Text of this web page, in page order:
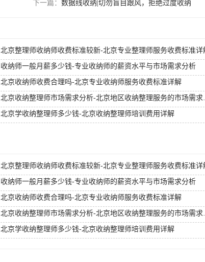
下一篇： 数据线收纳|切勿盲目跟风，拒绝过度收纳
北京整理师收纳师收费标准较新-北京专业整理师服务收费标准详
收纳师一般月薪多少钱-专业收纳师的薪资水平与市场需求分析
北京收纳师收费合理吗-北京专业收纳师服务收费标准详解
北京收纳
北京学收纳整理师多少钱-北京收纳整理师培训费用详解
北京整理师收纳师收费标准较新-北京专业整理师服务收费标准详
收纳师一般月薪多少钱-专业收纳师的薪资水平与市场需求分析
北京收纳师收费合理吗-北京专业收纳师服务收费标准详解
北京收纳
北京学收纳整理师多少钱-北京收纳整理师培训费用详解